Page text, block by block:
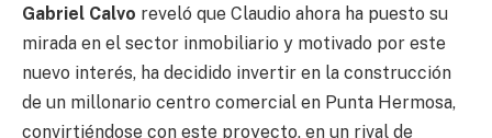
Gabriel Calvo reveló que Claudio ahora ha puesto su
mirada en el sector inmobiliario y motivado por este
nuevo interés, ha decidido invertir en la construcción
de un millonario centro comercial en Punta Hermosa,
convirtiéndose con este proyecto, en un rival de